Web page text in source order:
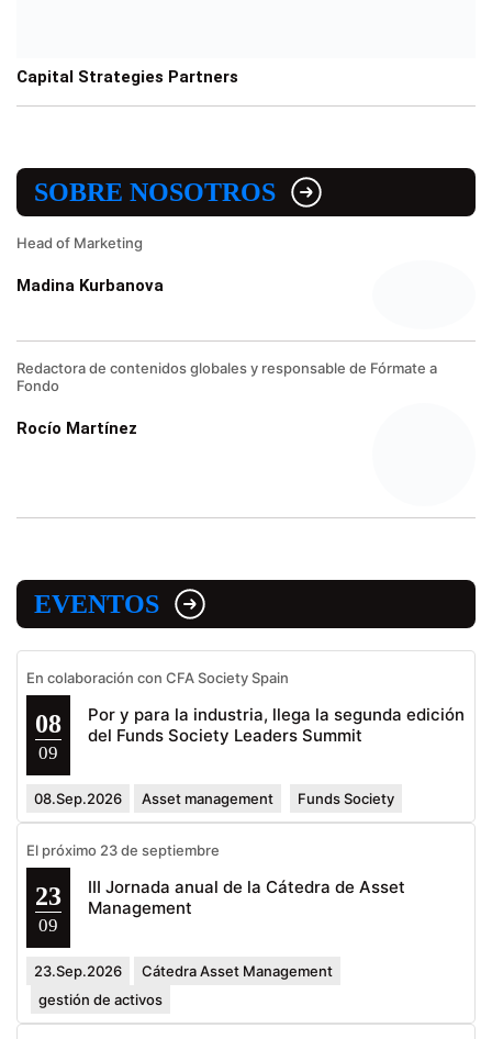
Capital Strategies Partners
SOBRE NOSOTROS
Head of Marketing
Madina Kurbanova
Redactora de contenidos globales y responsable de Fórmate a
Fondo
Rocío Martínez
EVENTOS
En colaboración con CFA Society Spain
08
09
Por y para la industria, llega la segunda edición
del Funds Society Leaders Summit
08.Sep.2026 Asset management Funds Society
El próximo 23 de septiembre
23
09
III Jornada anual de la Cátedra de Asset
Management
23.Sep.2026
Cátedra Asset Management
gestión de activos